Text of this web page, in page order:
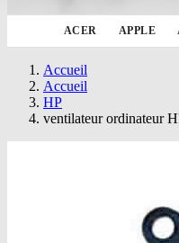
ACER APPLE
Accueil
Accueil
HP
ventilateur ordinateur